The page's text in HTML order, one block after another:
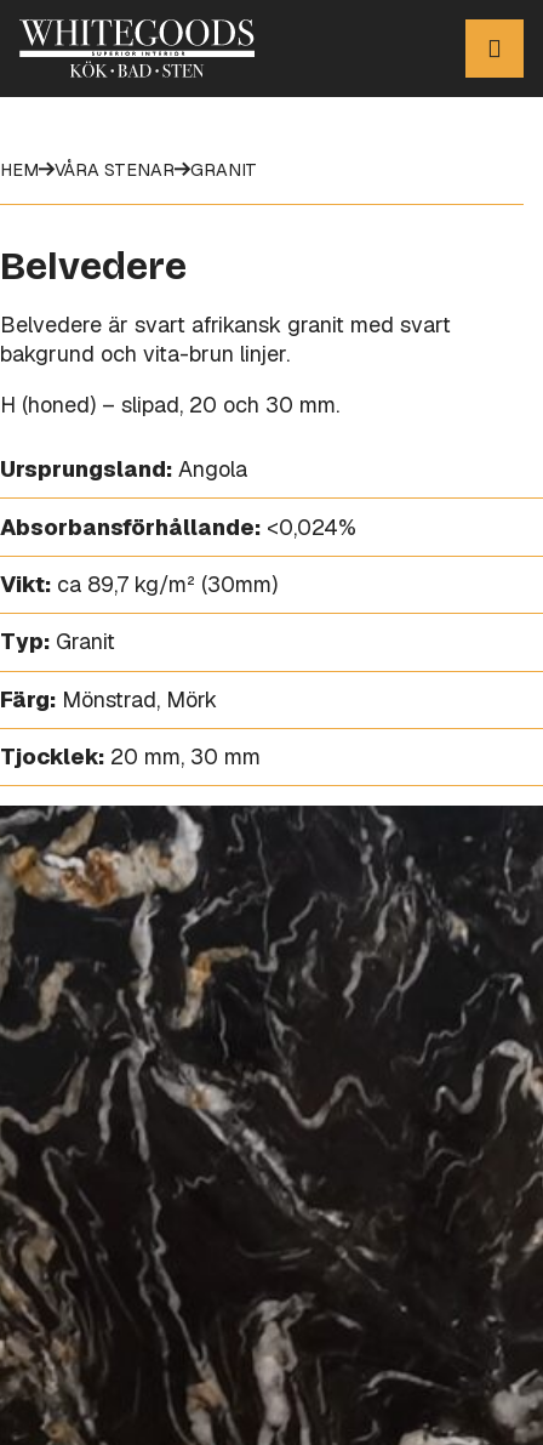
HEM VÅRA STENAR GRANIT
Belvedere
Belvedere är svart afrikansk granit med svart
bakgrund och vita-brun linjer.
H (honed) – slipad, 20 och 30 mm.
Ursprungsland: Angola
Absorbansförhållande: <0,024%
Vikt: ca 89,7 kg/m² (30mm)
Typ: Granit
Färg: Mönstrad, Mörk
Tjocklek: 20 mm, 30 mm